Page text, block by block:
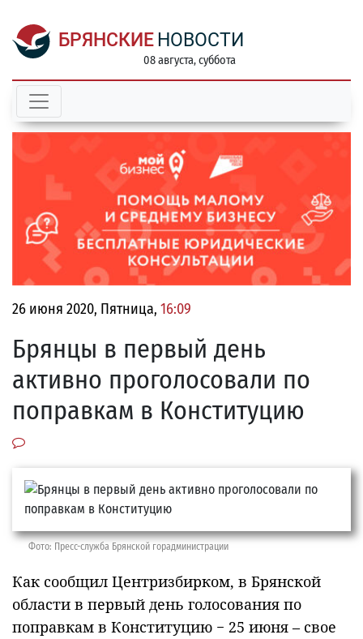
БРЯНСКИЕ НОВОСТИ
08 августа, суббота
26 июня 2020, Пятница, 16:09
Брянцы в первый день
активно проголосовали по
поправкам в Конституцию
Фото: Пресс-служба Брянской горадминистрации
Как сообщил Центризбирком, в Брянской
области в первый день голосования по
поправкам в Конституцию − 25 июня – свое